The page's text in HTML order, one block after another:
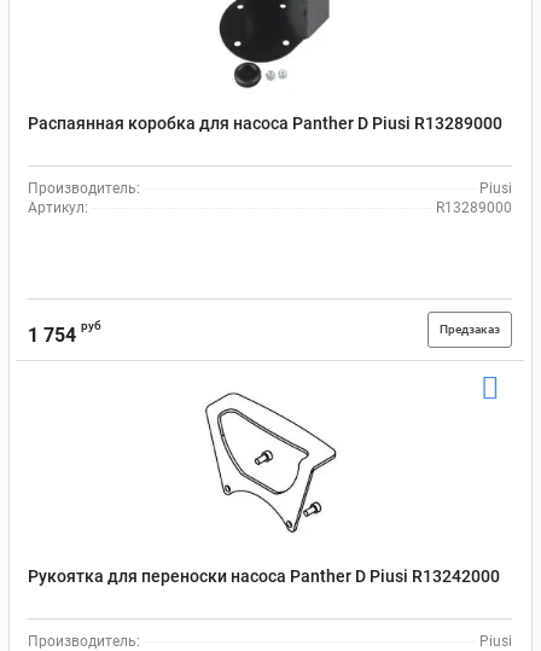
Распаянная коробка для насоса Panther D Рiusi R13289000
Производитель:
Piusi
Артикул:
R13289000
1 754 руб Предзаказ
Рукоятка для переноски насоса Panther D Piusi R13242000
Производитель:
Piusi